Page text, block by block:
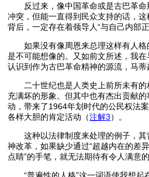
反过来，像中国革命或是古巴革命
冲突，但能一直得到民众支持的话，
背后，一定存在着领导人“与自己内部正
如果没有像周恩来总理这样有人格
是不可能想像的。又如前文所述，我
认识到作为古巴革命精神的源流，马蒂
二十世纪也是人类史上前所未有的
充满坏的形象。但其中也有杰出贡献的
动，带来了1964年划时代的公民权法
各样大胆的肯定活动（注解3）。
这种以法律制度来处理的例子，其
神改革，如果缺少通过“超越内在的差
点睛”的手笔，就无法期待有令人满意的
“普遍性的人格”这一词语使我想起